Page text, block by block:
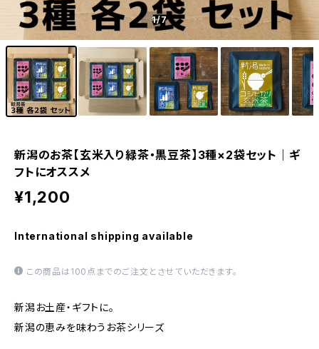
1/7
新潟のお茶【玄米入り緑茶・黒豆茶】3種×2袋セット｜ギ
フトにオススメ
¥1,200
International shipping available
この商品は100点までのご注文とさせていただきます。
新潟お土産・ギフトに。
新潟の恵みを味わうお茶シリーズ